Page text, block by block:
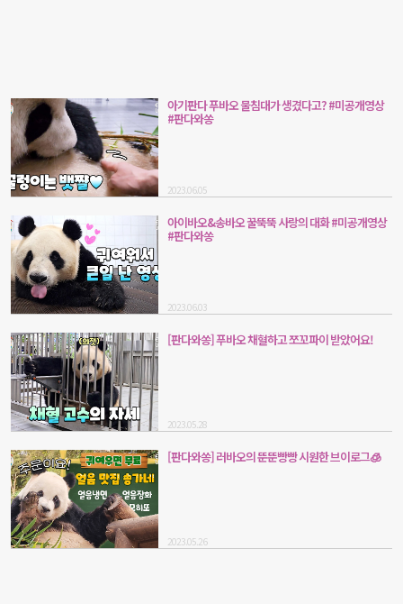
아기판다 푸바오 물침대가 생겼다고? #미공개영상
#판다와쏭
2023.06.05
아이바오&송바오 꿀뚝뚝 사랑의 대화 #미공개영상
#판다와쏭
2023.06.03
[판다와쏭] 푸바오 채혈하고 쪼꼬파이 받았어요!
2023.05.28
[판다와쏭] 러바오의 뚠뚠빵빵 시원한 브이로그🧊
2023.05.26